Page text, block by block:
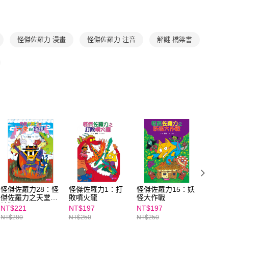
交易，需依本服務之必要範圍內提供個人資料，並將交易相關給付款項請
結果請求用戶進行身份認證。
５．嚴禁一人註冊多個帳號或使用他人資訊註冊。若發現惡意使用之情
形，恩沛科技股份有限公司將有權停止該用戶之使用額度並採取法律行
動。
怪傑佐羅力 漫畫 怪傑佐羅力 注音 解謎 橋梁書
怪傑佐羅力28：怪
傑佐羅力之天堂與
地獄
NT$221
NT$280
怪傑佐羅力1：打
敗噴火龍
NT$197
NT$250
怪傑佐羅力15：妖
怪大作戰
NT$197
NT$250